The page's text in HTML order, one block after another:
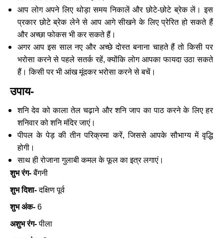
आप लोग अपने लिए थोड़ा समय निकालें और छोटे-छोटे ब्रेक लें। इस
प्रकार छोटे ब्रेक लेने से आप आगे सीखने के लिए प्रेरित हो सकते हैं
और अच्छा फोकस भी कर सकते हैं।
अगर आप इस साल नए और अच्छे दोस्त बनाना चाहते हैं तो किसी पर
भरोसा करने से पहले सतर्क रहें, क्योंकि लोग आपका फायदा उठा सकते
हैं। किसी पर भी आंख मूंदकर भरोसा करने से बचें।
उपाय-
शनि देव को काला तेल चढ़ाने और शनि जाप का पाठ करने के लिए हर
शनिवार को शनि मंदिर जाएं।
पीपल के पेड़ की तीन परिक्रमा करें, जिससे आपके सौभाग्य में वृद्धि
होगी।
साथ ही रोजाना गुलाबी कमल के फूल का इत्र लगाएं।
शुभ रंग-बैंगनी
शुभ दिशा-दक्षिण पूर्व
शुभ अंक- 6
अशुभ रंग-पीला